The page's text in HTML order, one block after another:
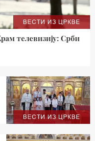
ВЕСТИ ИЗ ЦРКВЕ
телевизију: Срби
ВЕСТИ ИЗ ЦРКВЕ